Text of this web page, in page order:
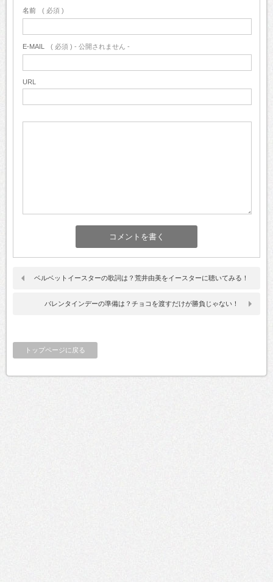
名前 ( 必須 )
E-MAIL ( 必須 ) - 公開されません -
URL
ベルベットイースターの歌詞は？荒井由美をイースターに聴いてみる！
バレンタインデーの準備は？チョコを渡すだけが勝負じゃない！
トップページに戻る